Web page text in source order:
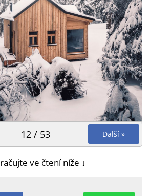
Další »
12 / 53
ve čtení níže ↓